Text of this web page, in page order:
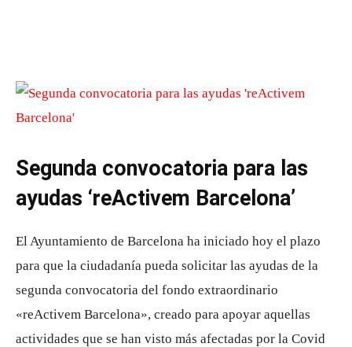
Segunda convocatoria para las
ayudas ‘reActivem Barcelona’
El Ayuntamiento de Barcelona ha iniciado hoy el plazo
para que la ciudadanía pueda solicitar las ayudas de la
segunda convocatoria del fondo extraordinario
«reActivem Barcelona», creado para apoyar aquellas
actividades que se han visto más afectadas por la Covid